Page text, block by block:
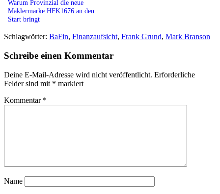
Warum Provinzial die neue
Maklermarke HFK1676 an den
Start bringt
Schlagwörter: BaFin, Finanzaufsicht, Frank Grund, Mark Branson
Schreibe einen Kommentar
Deine E-Mail-Adresse wird nicht veröffentlicht. Erforderliche
Felder sind mit * markiert
Kommentar *
Name